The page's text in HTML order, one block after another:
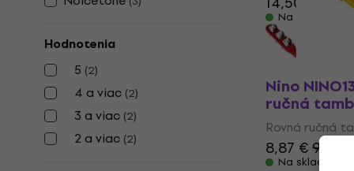
Hodnotenia
5 (2)
4 a viac (2)
3 a viac (2)
2 a viac (2)
Na sklade
Nino
ručná
Rovná ručná
8,87 €9,80 €
Na sklade